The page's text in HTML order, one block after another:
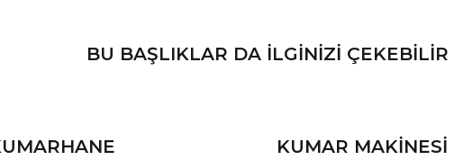
BU BAŞLIKLAR DA ILGINIZI ÇEKEBILIR
KUMAR MAKINESI